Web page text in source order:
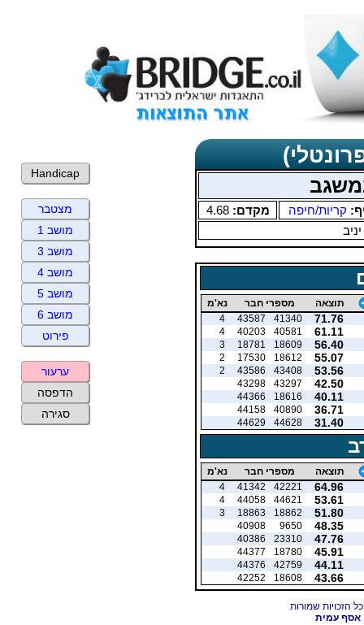
קריות/חיפה מקדם:4.68
תוצאה מספרי חבר נא'מ
71.76
41340
43587
4
61.11
40581
40203
4
56.40
18609
18781
3
55.07
18612
17530
2
53.56
43408
43586
2
42.50
43297
43298
40.11
18616
44366
36.71
40890
44158
31.40
44628
44629
תוצאה מספרי חבר נא'מ
64.96
42221
41342
4
53.61
44621
44058
4
51.80
18862
18863
3
48.35
9650
40908
47.76
23310
40386
45.91
18780
44377
44.11
42759
44376
43.66
18608
42252
אסף עמית
Handicap
מצטבר
מושב 1
מושב 3
מושב 4
מושב 5
מושב 6
פירוט
ערעור
הדפסה
סגירה